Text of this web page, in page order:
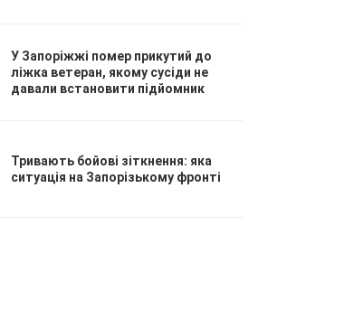
У Запоріжжі помер прикутий до
ліжка ветеран, якому сусіди не
давали встановити підйомник
Тривають бойові зіткнення: яка
ситуація на Запорізькому фронті